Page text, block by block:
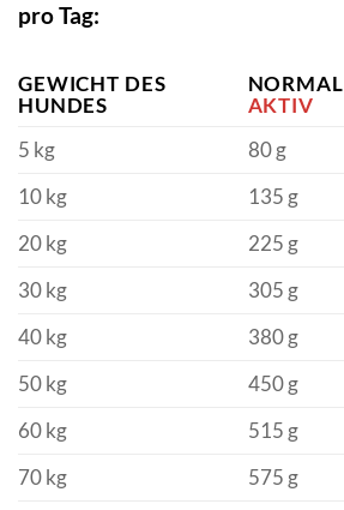
pro Tag:
GEWICHT DES
HUNDES
NORMAL
AKTIV
5 kg
80 g
10 kg
135 g
20 kg
225 g
30 kg
305 g
40 kg
380 g
50 kg
450 g
60 kg
515 g
70 kg
575 g